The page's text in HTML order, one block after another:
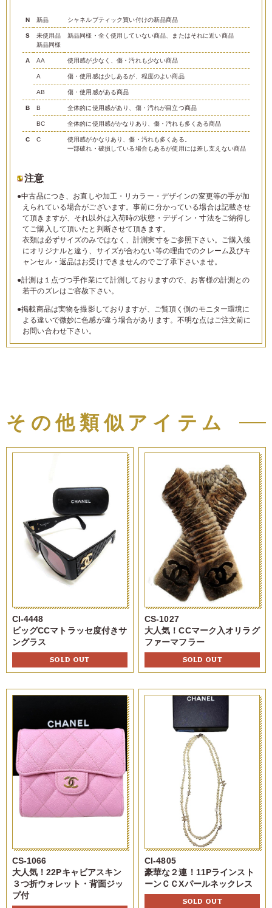
N 新品 シャネルブティック買い付けの新品商品
S
未使用品
新品同様
新品同様・全く使用していない商品、またはそれに近い商品
A AA 使用感が少なく、傷・汚れも少ない商品
A 傷・使用感は少しあるが、程度のよい商品
AB 傷・使用感がある商品
B B 全体的に使用感があり、傷・汚れが目立つ商品
BC 全体的に使用感がかなりあり、傷・汚れも多くある商品
C C
使用感がかなりあり、傷・汚れも多くある。
一部破れ・破損している場合もあるが使用には差し支えない商品
注意
●中古品につき、お直しや加工・リカラー・デザインの変更等の手が加
えられている場合がございます。事前に分かっている場合は記載させ
て頂きますが、それ以外は入荷時の状態・デザイン・寸法をご納得し
てご購入して頂いたと判断させて頂きます。
衣類は必ずサイズのみではなく、計測実寸をご参照下さい。ご購入後
にオリジナルと違う、サイズが合わない等の理由でのクレーム及びキ
ャンセル・返品はお受けできませんのでご了承下さいませ。
●計測は１点づつ手作業にて計測しておりますので、お客様の計測との
若干のズレはご容赦下さい。
●掲載商品は実物を撮影しておりますが、ご覧頂く側のモニター環境に
よる違いで微妙に色感が違う場合があります。不明な点はご注文前に
お問い合わせ下さい。
その他類似アイテム
CI-4448
ビッグCCマトラッセ度付きサ
ングラス
SOLD OUT
CS-1027
大人気！CCマーク入オリラグ
ファーマフラー
SOLD OUT
CS-1066
大人気！22Pキャビアスキン
３つ折ウォレット・背面ジッ
プ付
CI-4805
豪華な２連！11Pラインスト
ーンＣＣXパールネックレス
SOLD OUT